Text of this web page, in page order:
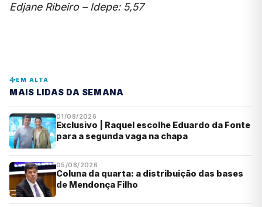
Edjane Ribeiro – Idepe: 5,57
EM ALTA
MAIS LIDAS DA SEMANA
01/08/2026
Exclusivo | Raquel escolhe Eduardo da Fonte
para a segunda vaga na chapa
05/08/2026
Coluna da quarta: a distribuição das bases
de Mendonça Filho